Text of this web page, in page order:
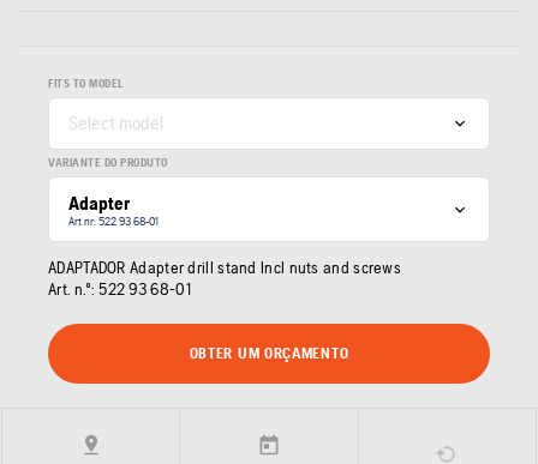
FITS TO MODEL
Select model
VARIANTE DO PRODUTO
Adapter
Art nr: 522 93 68‑01
ADAPTADOR Adapter drill stand Incl nuts and screws
Art. n.º: 522 93 68‑01
OBTER UM ORÇAMENTO